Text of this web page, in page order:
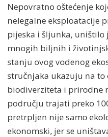
Nepovratno oštećenje
nelegalne eksploatacije
pijeska i šljunka,
mnogih biljnih i
stanju ovog vodenog
stručnjaka ukazuju na to
biodiverziteta i prirodne
području trajati preko
pretrpljen nije samo
ekonomski, jer se